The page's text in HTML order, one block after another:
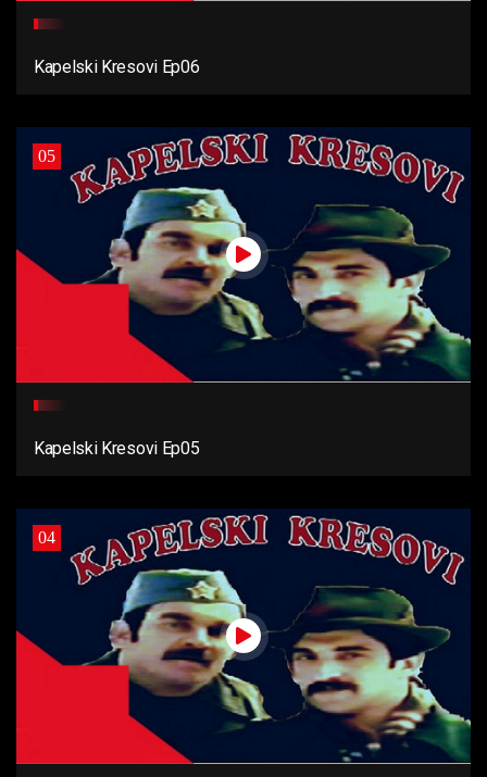
Kapelski Kresovi Ep06
05
Kapelski Kresovi Ep05
04